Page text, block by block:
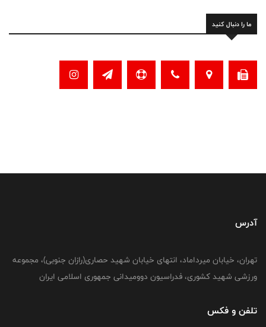
ما را دنبال کنید
آدرس
تهران، خیابان میرداماد، انتهای خیابان شهید حصاری(رازان جنوبی)، مجموعه
ورزشی شهید کشوری، فدراسیون دوومیدانی جمهوری اسلامی ایران
تلفن و فکس